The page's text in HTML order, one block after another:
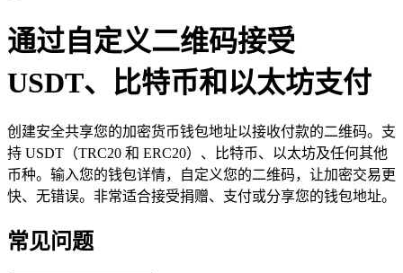
通过自定义二维码接受
USDT、比特币和以太坊支付
创建安全共享您的加密货币钱包地址以接收付款的二维码。支
持 USDT（TRC20 和 ERC20）、比特币、以太坊及任何其他
币种。输入您的钱包详情，自定义您的二维码，让加密交易更
快、无错误。非常适合接受捐赠、支付或分享您的钱包地址。
常见问题